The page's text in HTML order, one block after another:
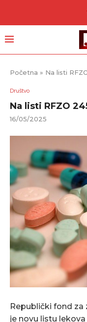
Početna » Na listi
Društvo
Na listi RFZO
16/05/2025
Republički fond
je novu listu